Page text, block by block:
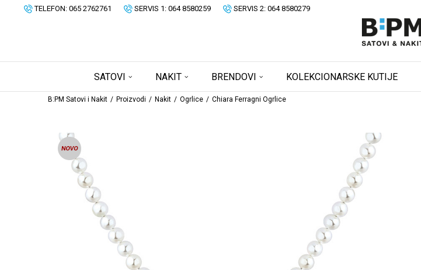
TELEFON: 065 2762761 SERVIS 1: 064 8580259 SERVIS 2: 064 8580279
SATOVI NAKIT BRENDOVI KOLEKCIONARSKE KUTIJE
B:PM Satovi i Nakit Proizvodi Nakit Ogrlice Chiara Ferragni Ogrlice